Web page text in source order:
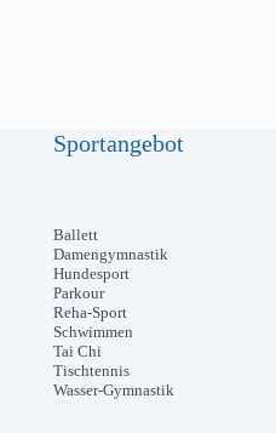
Sportangebot
Ballett
Damengymnastik
Hundesport
Parkour
Reha-Sport
Schwimmen
Tai Chi
Tischtennis
Wasser-Gymnastik